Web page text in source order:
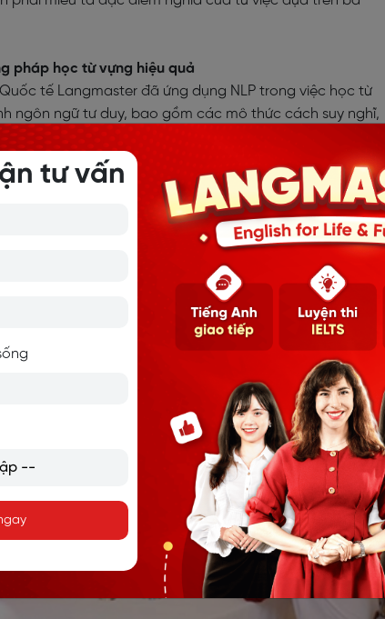
pháp học từ vựng hiệu quả
tế Langmaster đã ứng dụng NLP trong việc học từ
ngôn ngữ tư duy, bao gồm các mô thức cách suy nghĩ,
giới. Những người bình thường có thể áp dụng những
thói quen để họ có thể có một cuộc sống tốt đẹp hơn.
tư vấn